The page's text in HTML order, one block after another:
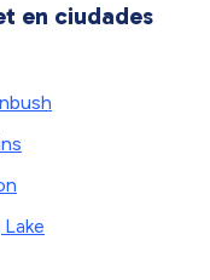
en ciudades